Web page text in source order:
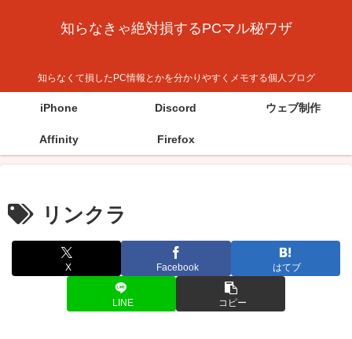
知らなきゃ絶対損するPCマル秘ワザ
知らなくて損したPC情報とかを分かりやすくメモする個人ブログ
iPhone Discord ウェブ制作
Affinity Firefox
リンクラ
X Facebook はてブ
LINE コピー